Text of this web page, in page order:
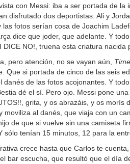
con Messi: iba a ser portada de la
disfrutado dos deportistas: Ali y
las fotos serían cosa de Joachim
dice que joder, que adelante. Y
DICE NO!, truena esta criatura nacida
pero atención, no se vayan aún, Time
Que si portada de cinco de las seis
danés de las fotos acojonantes. Y
dé el sí. Pero ojo. Messi pone
grita, y os abrazáis, y os morís
moviliza al danés, que viaja con un
de que si vuelve sin una camiseta
sólo tenían 15 minutos, 12 para la
crece hasta que Carlos te
bar escucha, que resultó que el día